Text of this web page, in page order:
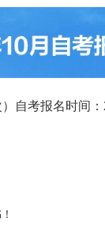
考报名时间：